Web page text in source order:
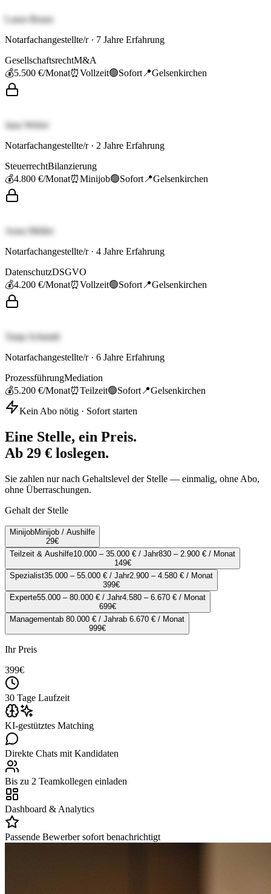
Laura Braun
Notarfachangestellte/r· 7 Jahre Erfahrung
GesellschaftsrechtM&A
💰5.500 €/Monat⏰Vollzeit🟢Sofort 📍Gelsenkirchen
Jana Weber
Notarfachangestellte/r· 2 Jahre Erfahrung
SteuerrechtBilanzierung
💰4.800 €/Monat⏰Minijob🟢Sofort 📍Gelsenkirchen
Anna Müller
Notarfachangestellte/r· 4 Jahre Erfahrung
DatenschutzDSGVO
💰4.200 €/Monat⏰Vollzeit🟢Sofort 📍Gelsenkirchen
Tanja Schmidt
Notarfachangestellte/r· 6 Jahre Erfahrung
ProzessführungMediation
💰5.200 €/Monat⏰Teilzeit🟢Sofort 📍Gelsenkirchen
Kein Abo nötig · Sofort starten
Eine Stelle, ein Preis.
Ab 29 € loslegen.
Sie zahlen nur nach Gehaltslevel der Stelle — einmalig, ohne Abo,
ohne Überraschungen.
Gehalt der Stelle
MinijobMinijob / Aushilfe
29€
Teilzeit & Aushilfe10.000 – 35.000 € / Jahr830 – 2.900 € / Monat
149€
Spezialist35.000 – 55.000 € / Jahr2.900 – 4.580 € / Monat
399€
Experte55.000 – 80.000 € / Jahr4.580 – 6.670 € / Monat
699€
Managementab 80.000 € / Jahrab 6.670 € / Monat
999€
Ihr Preis
399€
30 Tage Laufzeit
KI-gestütztes Matching
Direkte Chats mit Kandidaten
Bis zu 2 Teamkollegen einladen
Dashboard & Analytics
Passende Bewerber sofort benachrichtigt